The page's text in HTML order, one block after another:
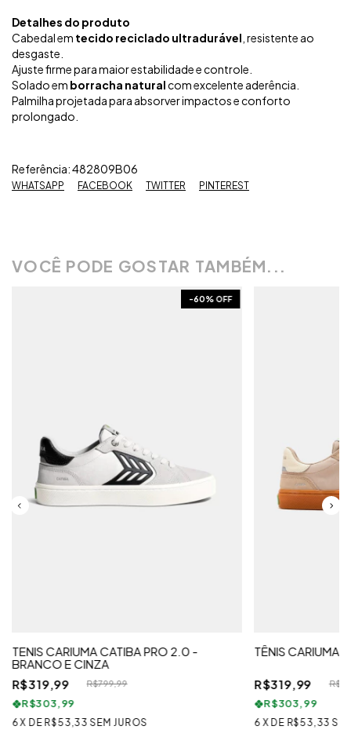
Detalhes do produto
Cabedal em tecido reciclado ultradurável , resistente ao
desgaste.
Ajuste firme para maior estabilidade e controle.
Solado em borracha naturalcom excelente aderência.
Palmilha projetada para absorver impactos e conforto
prolongado.
Referência: 482809B06
WHATSAPP FACEBOOK TWITTER PINTEREST
VOCÊ PODE GOSTAR TAMBÉM...
-60% OFF
TENIS CARIUMA CATIBA PRO 2.0 -
BRANCO E CINZA
R$319,99
R$799,99
R$303,99
6X DE R$53,33 SEM JUROS
TÊNIS CARIUMA
R$319,99
R$303,99
6 X DE R$53,33